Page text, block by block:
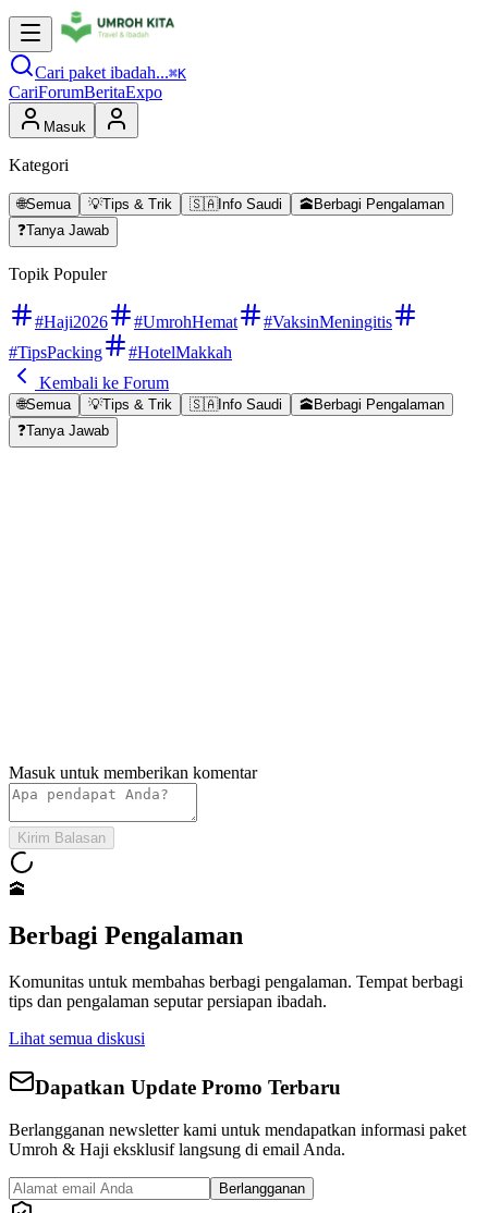
Cari paket ibadah...⌘K
CariForumBeritaExpo
Masuk
Kategori
🌐Semua 💡Tips & Trik 🇸🇦Info Saudi 🕋 Berbagi Pengalaman
❓Tanya Jawab
Topik Populer
#Haji2026 #UmrohHemat
#VaksinMeningitis
#TipsPacking
#HotelMakkah
Kembali ke Forum
🌐Semua 💡Tips & Trik 🇸🇦Info Saudi 🕋 Berbagi Pengalaman
❓Tanya Jawab
Masuk untuk memberikan komentar
Kirim Balasan
🕋
Berbagi Pengalaman
Komunitas untuk membahas berbagi pengalaman. Tempat berbagi
tips dan pengalaman seputar persiapan ibadah.
Lihat semua diskusi
Dapatkan Update Promo Terbaru
Berlangganan newsletter kami untuk mendapatkan informasi paket
Umroh & Haji eksklusif langsung di email Anda.
Berlangganan